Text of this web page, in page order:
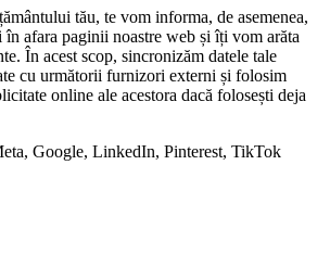
tău, te vom informa, de asemenea,
în afara paginii noastre web și îți vom arăta
În acest scop, sincronizăm datele tale
cu următorii furnizori externi și folosim
online ale acestora dacă folosești deja
Google, LinkedIn, Pinterest, TikTok